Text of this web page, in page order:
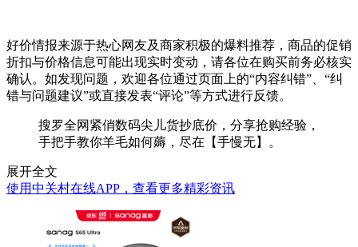
好价情报来源于热心网友及商家积极的爆料推荐，商品的促销
折扣与价格信息可能出现实时变动，请各位在购买前务必核实
确认。如发现问题，欢迎各位通过页面上的“内容纠错”、“纠
错与问题建议”或直接发表“评论”等方式进行反馈。
搜罗全网紧俏数码尖儿货抄底价，分享抢购经验，
手把手教你羊毛如何薅，尽在【手慢无】。
展开全文
使用中关村在线APP，查看更多精彩资讯